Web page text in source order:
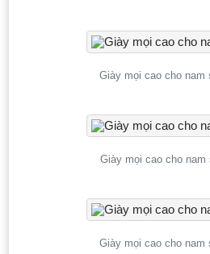
Giày mọi cao cho nam
Giày mọi cao cho nam
Giày mọi cao cho nam